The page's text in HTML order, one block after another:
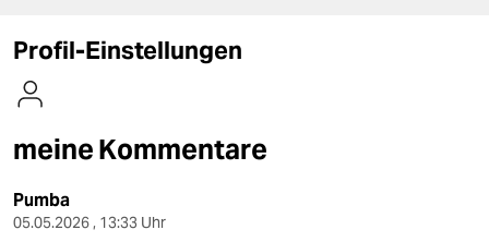
sport
berlin
Profil-Einstellungen
meine Kommentare
Pumba
05.05.2026 , 13:33 Uhr